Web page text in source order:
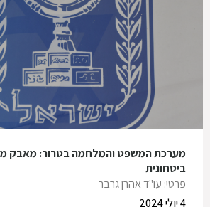
מערכת המשפט והמלחמה בטרור: מאבק
ביטחונית
פרטי: עו"ד אהרן גרבר
4 יולי 2024